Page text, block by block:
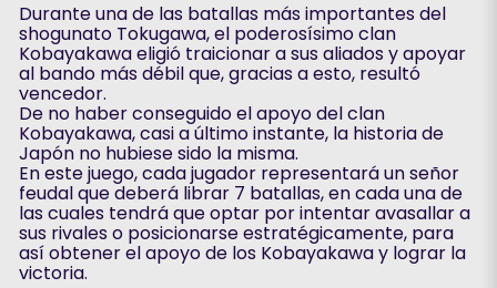
Durante una de las batallas más importantes del
shogunato Tokugawa, el poderosísimo clan
Kobayakawa eligió traicionar a sus aliados y apoyar
al bando más débil que, gracias a esto, resultó
vencedor.
De no haber conseguido el apoyo del clan
Kobayakawa, casi a último instante, la historia de
Japón no hubiese sido la misma.
En este juego, cada jugador representará un señor
feudal que deberá librar 7 batallas, en cada una de
las cuales tendrá que optar por intentar avasallar a
sus rivales o posicionarse estratégicamente, para
así obtener el apoyo de los Kobayakawa y lograr la
victoria.